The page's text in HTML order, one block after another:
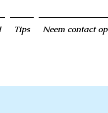
Tips Neem contact op